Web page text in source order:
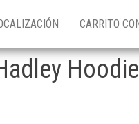
CARRITO